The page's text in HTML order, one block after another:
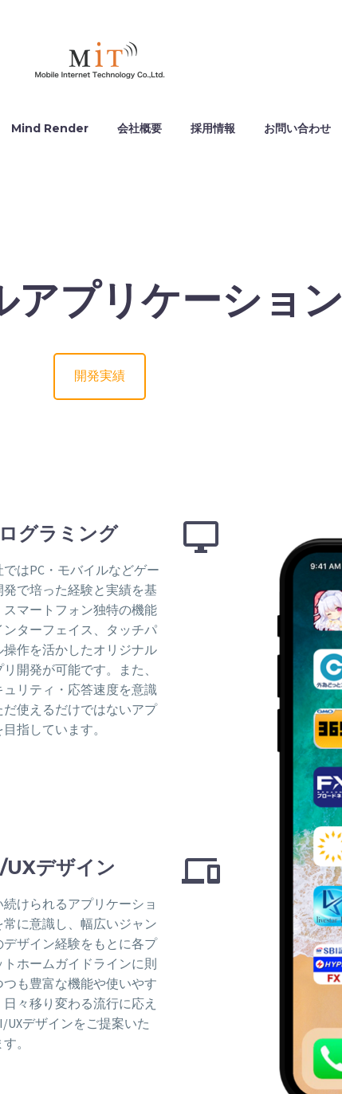
Mind Render 会社概要 採用情報 お問い合わせ
アプリケーション
開発実績
グラミング
ではPC・モバイルなどゲー
発で培った経験と実績を基
スマートフォン独特の機能
ンターフェイス、タッチパ
操作を活かしたオリジナル
リ開発が可能です。また、
ュリティ・応答速度を意識
だ使えるだけではないアプ
目指しています。


UXデザイン
続けられるアプリケーショ
常に意識し、幅広いジャン
デザイン経験をもとに各プ
トホームガイドラインに則
つも豊富な機能や使いやす
日々移り変わる流行に応え
UXデザインをご提案いた
。

